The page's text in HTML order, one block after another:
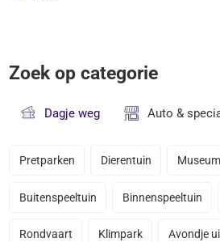
Zoek op categorie
Dagje weg Auto &
Pretparken Dierentuin Museum
Buitenspeeltuin Binnenspeeltuin
Rondvaart Klimpark Avondje